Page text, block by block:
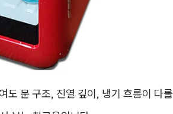
도 문 구조, 진열 깊이, 냉기 흐름이 다를